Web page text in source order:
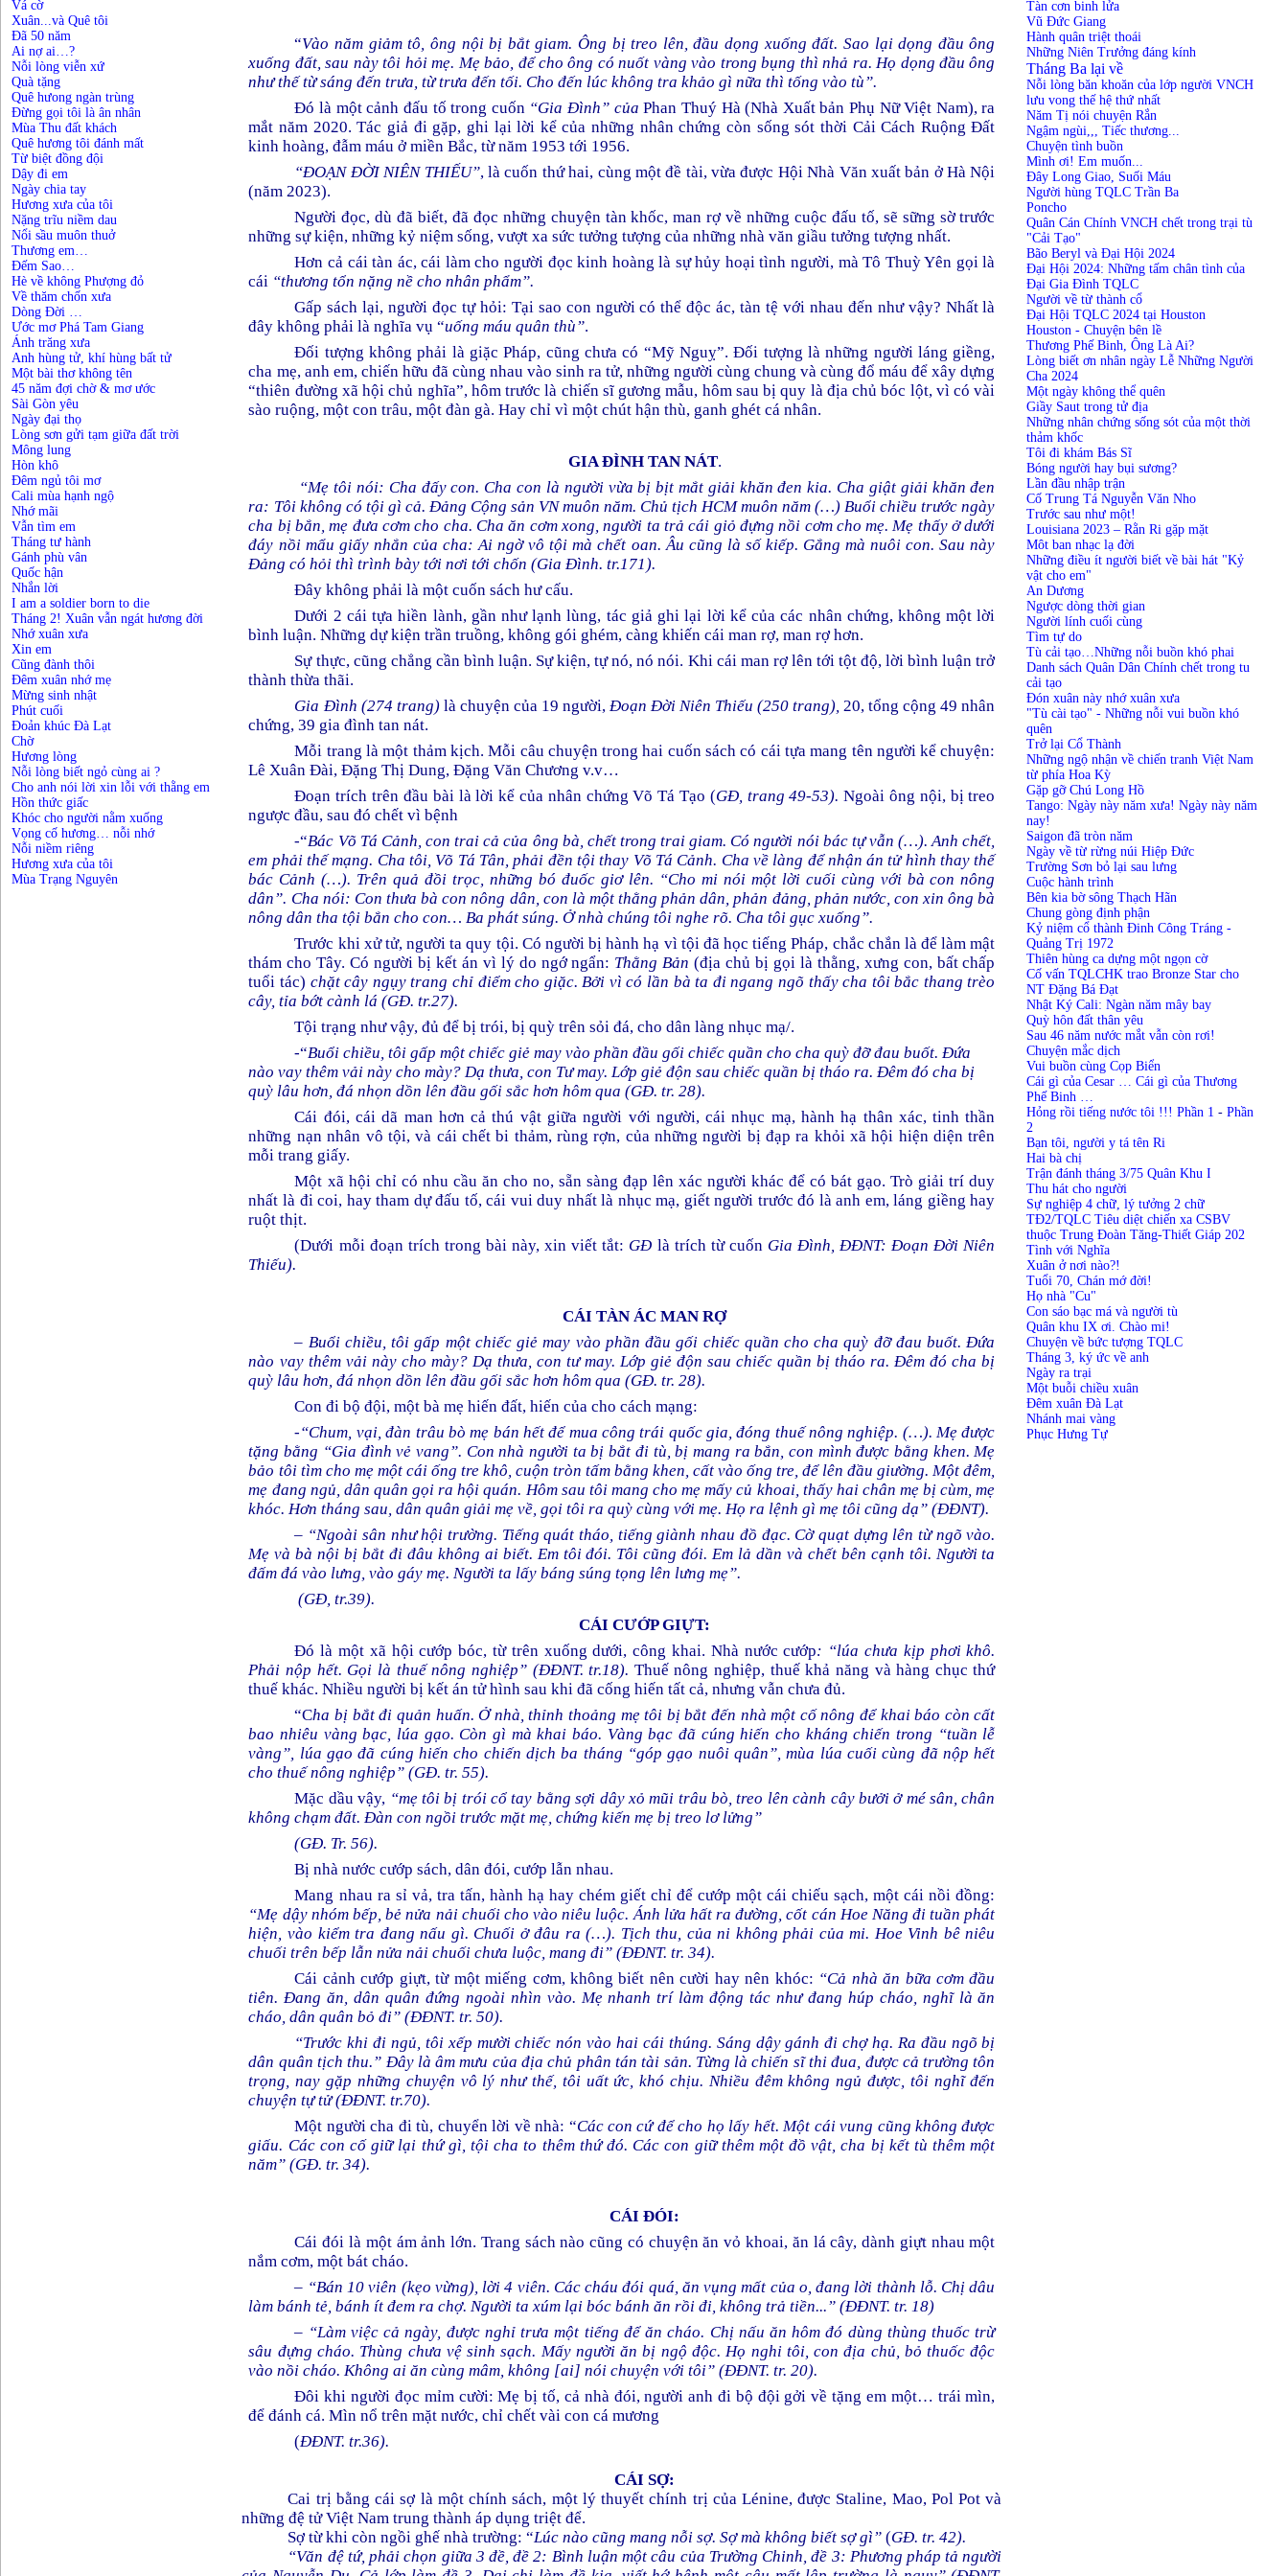
Vá cờ
Xuân...và Quê tôi
Đã 50 năm
Ai nợ ai…?
Nỗi lòng viễn xứ
Quà tặng
Quê hưong ngàn trùng
Đừng gọi tôi là ân nhân
Mùa Thu đất khách
Quê hương tôi đánh mất
Từ biệt đồng đội
Dậy đi em
Ngày chia tay
Hương xưa của tôi
Nặng trĩu niềm dau
Nổi sầu muôn thuở
Thương em…
Đếm Sao…
Hè về không Phượng đỏ
Về thăm chốn xưa
Dòng Đời …
Ước mơ Phá Tam Giang
Ánh trăng xưa
Anh hùng tử, khí hùng bất tử
Một bài thơ không tên
45 năm đợi chờ & mơ ước
Sài Gòn yêu
Ngày đại thọ
Lòng sơn gửi tạm giữa đất trời
Mông lung
Hòn khô
Đêm ngủ tôi mơ
Cali mùa hạnh ngộ
Nhớ mãi
Vẫn tìm em
Tháng tư hành
Gánh phù vân
Quốc hận
Nhắn lời
I am a soldier born to die
Tháng 2! Xuân vẫn ngát hương đời
Nhớ xuân xưa
Xin em
Cũng đành thôi
Đêm xuân nhớ mẹ
Mừng sinh nhật
Phút cuối
Đoản khúc Đà Lạt
Chờ
Hương lòng
Nỗi lòng biết ngỏ cùng ai ?
Cho anh nói lời xin lỗi với thằng em
Hồn thức giấc
Khóc cho người nằm xuống
Vọng cố hương… nỗi nhớ
Nỗi niềm riêng
Hương xưa của tôi
Mùa Trạng Nguyên
“Vào năm giảm tô, ông nội bị bắt giam. Ông bị treo lên, đầu dọng xuống đất. Sao lại dọng đầu ông
xuống đất, sau này tôi hỏi mẹ. Mẹ bảo, để cho ông có nuốt vàng vào trong bụng thì nhả ra. Họ dọng đầu ông
như thế từ sáng đến trưa, từ trưa đến tối. Cho đến lúc không tra khảo gì nữa thì tống vào tù”.
Đó là một cảnh đấu tố trong cuốn “Gia Đình” củaPhan Thuý Hà (Nhà Xuất bản Phụ Nữ Việt Nam), ra
mắt năm 2020. Tác giả đi gặp, ghi lại lời kể của những nhân chứng còn sống sót thời Cải Cách Ruộng Đất
kinh hoàng, đẫm máu ở miền Bắc, từ năm 1953 tới 1956.
“ĐOẠN ĐỜI NIÊN THIẾU”, là cuốn thứ hai, cùng một đề tài, vừa được Hội Nhà Văn xuất bản ở Hà Nội
(năm 2023).
Người đọc, dù đã biết, đã đọc những chuyện tàn khốc, man rợ về những cuộc đấu tố, sẽ sững sờ trước
những sự kiện, những kỷ niệm sống, vượt xa sức tưởng tượng của những nhà văn giầu tưởng tượng nhất.
Hơn cả cái tàn ác, cái làm cho người đọc kinh hoàng là sự hủy hoại tình người, mà Tô Thuỳ Yên gọi là
cái “thương tổn nặng nề cho nhân phẩm”.
Gấp sách lại, người đọc tự hỏi: Tại sao con người có thể độc ác, tàn tệ với nhau đến như vậy? Nhất là
đây không phải là nghĩa vụ “uống máu quân thù”.
Đối tượng không phải là giặc Pháp, cũng chưa có “Mỹ Nguỵ”. Đối tượng là những người láng giềng,
cha mẹ, anh em, chiến hữu đã cùng nhau vào sinh ra tử, những người cùng chung và cùng đổ máu để xây dựng
“thiên đường xã hội chủ nghĩa”, hôm trước là chiến sĩ gương mẫu, hôm sau bị quy là địa chủ bóc lột, vì có vài
sào ruộng, một con trâu, một đàn gà. Hay chỉ vì một chút hận thù, ganh ghét cá nhân.
GIA ĐÌNH TAN NÁT.
“Mẹ tôi nói: Cha đấy con. Cha con là người vừa bị bịt mắt giải khăn đen kia. Cha giật giải khăn đen
ra: Tôi không có tội gì cả. Đảng Cộng sản VN muôn năm. Chủ tịch HCM muôn năm (…) Buổi chiều trước ngày
cha bị bắn, mẹ đưa cơm cho cha. Cha ăn cơm xong, người ta trả cái giỏ đựng nồi cơm cho mẹ. Mẹ thấy ở dưới
đáy nồi mẩu giấy nhắn của cha: Ai ngờ vô tội mà chết oan. Âu cũng là số kiếp. Gắng mà nuôi con. Sau này
Đảng có hỏi thì trình bày tới nơi tới chốn (Gia Đình. tr.171).
Đây không phải là một cuốn sách hư cấu.
Dưới 2 cái tựa hiền lành, gần như lạnh lùng, tác giả ghi lại lời kể của các nhân chứng, không một lời
bình luận. Những dự kiện trần truồng, không gói ghém, càng khiến cái man rợ, man rợ hơn.
Sự thực, cũng chẳng cần bình luận. Sự kiện, tự nó, nó nói. Khi cái man rợ lên tới tột độ, lời bình luận trở
thành thừa thãi.
Gia Đình (274 trang) là chuyện của 19 người, Đoạn Đời Niên Thiếu (250 trang),20, tổng cộng 49 nhân
chứng, 39 gia đình tan nát.
Mỗi trang là một thảm kịch. Mỗi câu chuyện trong hai cuốn sách có cái tựa mang tên người kể chuyện:
Lê Xuân Đài, Đặng Thị Dung, Đặng Văn Chương v.v…
Đoạn trích trên đầu bài là lời kể của nhân chứng Võ Tá Tạo (GĐ, trang 49-53). Ngoài ông nội, bị treo
ngược đầu, sau đó chết vì bệnh
-“Bác Võ Tá Cảnh, con trai cả của ông bà, chết trong trai giam. Có người nói bác tự vẫn (…). Anh chết,
em phải thế mạng. Cha tôi, Võ Tá Tân, phải đền tội thay Võ Tá Cảnh. Cha về làng để nhận án tử hình thay thế
bác Cảnh (…). Trên quả đồi trọc, những bó đuốc giơ lên. “Cho mi nói một lời cuối cùng với bà con nông
dân”. Cha nói: Con thưa bà con nông dân, con là một thằng phản dân, phản đảng, phản nước, con xin ông bà
nông dân tha tội bắn cho con… Ba phát súng. Ở nhà chúng tôi nghe rõ. Cha tôi gục xuống”.
Trước khi xử tử, người ta quy tội. Có người bị hành hạ vì tội đã học tiếng Pháp, chắc chắn là để làm mật
thám cho Tây. Có người bị kết án vì lý do ngớ ngẩn: Thằng Bản (địa chủ bị gọi là thằng, xưng con, bất chấp
tuổi tác) chặt cây ngụy trang chỉ điểm cho giặc. Bởi vì có lần bà ta đi ngang ngõ thấy cha tôi bắc thang trèo
cây, tỉa bớt cành lá (GĐ. tr.27).
Tội trạng như vậy, đủ để bị trói, bị quỳ trên sỏi đá, cho dân làng nhục mạ/.
-“Buổi chiều, tôi gấp một chiếc giẻ may vào phần đầu gối chiếc quần cho cha quỳ đỡ đau buốt. Đứa
nào vay thêm vải này cho mày? Dạ thưa, con Tư may. Lớp giẻ độn sau chiếc quần bị tháo ra. Đêm đó cha bị
quỳ lâu hơn, đá nhọn dồn lên đầu gối sắc hơn hôm qua (GĐ. tr. 28).
Cái đói, cái dã man hơn cả thú vật giữa người với người, cái nhục mạ, hành hạ thân xác, tinh thần
những nạn nhân vô tội, và cái chết bi thảm, rùng rợn, của những người bị đạp ra khỏi xã hội hiện diện trên
mỗi trang giấy.
Một xã hội chỉ có nhu cầu ăn cho no, sẵn sàng đạp lên xác người khác để có bát gạo. Trò giải trí duy
nhất là đi coi, hay tham dự đấu tố, cái vui duy nhất là nhục mạ, giết người trước đó là anh em, láng giềng hay
ruột thịt.
(Dưới mỗi đoạn trích trong bài này, xin viết tắt: GĐ là trích từ cuốn Gia Đình, ĐĐNT: Đoạn Đời Niên
Thiếu).
CÁI TÀN ÁC MAN RỢ
– Buổi chiều, tôi gấp một chiếc giẻ may vào phần đầu gối chiếc quần cho cha quỳ đỡ đau buốt. Đứa
nào vay thêm vải này cho mày? Dạ thưa, con tư may. Lớp giẻ độn sau chiếc quần bị tháo ra. Đêm đó cha bị
quỳ lâu hơn, đá nhọn dồn lên đầu gối sắc hơn hôm qua (GĐ. tr. 28).
Con đi bộ đội, một bà mẹ hiến đất, hiến của cho cách mạng:
-“Chum, vại, đàn trâu bò mẹ bán hết để mua công trái quốc gia, đóng thuế nông nghiệp. (…). Mẹ được
tặng bằng “Gia đình vẻ vang”. Con nhà người ta bị bắt đi tù, bị mang ra bắn, con mình được bằng khen. Mẹ
bảo tôi tìm cho mẹ một cái ống tre khô, cuộn tròn tấm bằng khen, cất vào ống tre, để lên đầu giường. Một đêm,
mẹ đang ngủ, dân quân gọi ra hội quán. Hôm sau tôi mang cho mẹ mấy củ khoai, thấy hai chân mẹ bị cùm, mẹ
khóc. Hơn tháng sau, dân quân giải mẹ về, gọi tôi ra quỳ cùng với mẹ. Họ ra lệnh gì mẹ tôi cũng dạ” (ĐĐNT).
– “Ngoài sân như hội trường. Tiếng quát tháo, tiếng giành nhau đồ đạc. Cờ quạt dựng lên từ ngõ vào.
Mẹ và bà nội bị bắt đi đâu không ai biết. Em tôi đói. Tôi cũng đói. Em lả dần và chết bên cạnh tôi. Người ta
đấm đá vào lưng, vào gáy mẹ. Người ta lấy báng súng tọng lên lưng mẹ”.
(GĐ, tr.39).
CÁI CƯỚP GIỰT:
Đó là một xã hội cướp bóc, từ trên xuống dưới, công khai. Nhà nước cướp: “lúa chưa kịp phơi khô.
Phải nộp hết. Gọi là thuế nông nghiệp” (ĐĐNT. tr.18). Thuế nông nghiệp, thuế khả năng và hàng chục thứ
thuế khác. Nhiều người bị kết án tử hình sau khi đã cống hiến tất cả, nhưng vẫn chưa đủ.
“Cha bị bắt đi quản huấn. Ở nhà, thỉnh thoảng mẹ tôi bị bắt đến nhà một cố nông để khai báo còn cất
bao nhiêu vàng bạc, lúa gạo. Còn gì mà khai báo. Vàng bạc đã cúng hiến cho kháng chiến trong “tuần lễ
vàng”, lúa gạo đã cúng hiến cho chiến dịch ba tháng “góp gạo nuôi quân”, mùa lúa cuối cùng đã nộp hết
cho thuế nông nghiệp” (GĐ. tr. 55).
Mặc dầu vậy, “mẹ tôi bị trói cổ tay bằng sợi dây xỏ mũi trâu bò, treo lên cành cây bưởi ở mé sân, chân
không chạm đất. Đàn con ngồi trước mặt mẹ, chứng kiến mẹ bị treo lơ lửng”
(GĐ. Tr. 56).
Bị nhà nước cướp sách, dân đói, cướp lẫn nhau.
Mang nhau ra sỉ vả, tra tấn, hành hạ hay chém giết chỉ để cướp một cái chiếu sạch, một cái nồi đồng:
“Mẹ dậy nhóm bếp, bẻ nửa nải chuối cho vào niêu luộc. Ánh lửa hất ra đường, cốt cán Hoe Năng đi tuần phát
hiện, vào kiểm tra đang nấu gì. Chuối ở đâu ra (…). Tịch thu, của ni không phải của mi. Hoe Vinh bê niêu
chuối trên bếp lẫn nửa nải chuối chưa luộc, mang đi” (ĐĐNT. tr. 34).
Cái cảnh cướp giựt, từ một miếng cơm, không biết nên cười hay nên khóc: “Cả nhà ăn bữa cơm đầu
tiên. Đang ăn, dân quân đứng ngoài nhìn vào. Mẹ nhanh trí làm động tác như đang húp cháo, nghĩ là ăn
cháo, dân quân bỏ đi” (ĐĐNT. tr. 50).
“Trước khi đi ngủ, tôi xếp mười chiếc nón vào hai cái thúng. Sáng dậy gánh đi chợ hạ. Ra đầu ngõ bị
dân quân tịch thu.” Đây là âm mưu của địa chủ phân tán tài sản. Từng là chiến sĩ thi đua, được cả trường tôn
trọng, nay gặp những chuyện vô lý như thế, tôi uất ức, khó chịu. Nhiều đêm không ngủ được, tôi nghĩ đến
chuyện tự tử (ĐĐNT. tr.70).
Một người cha đi tù, chuyển lời về nhà: “Các con cứ để cho họ lấy hết. Một cái vung cũng không được
giấu. Các con cố giữ lại thứ gì, tội cha to thêm thứ đó. Các con giữ thêm một đồ vật, cha bị kết tù thêm một
năm” (GĐ. tr. 34).
CÁI ĐÓI:
Cái đói là một ám ảnh lớn. Trang sách nào cũng có chuyện ăn vỏ khoai, ăn lá cây, dành giựt nhau một
nắm cơm, một bát cháo.
– “Bán 10 viên (kẹo vừng), lời 4 viên. Các cháu đói quá, ăn vụng mất của o, đang lời thành lỗ. Chị dâu
làm bánh tẻ, bánh ít đem ra chợ. Người ta xúm lại bóc bánh ăn rồi đi, không trả tiền...” (ĐĐNT. tr. 18)
– “Làm việc cả ngày, được nghỉ trưa một tiếng để ăn cháo. Chị nấu ăn hôm đó dùng thùng thuốc trừ
sâu đựng cháo. Thùng chưa vệ sinh sạch. Mấy người ăn bị ngộ độc. Họ nghi tôi, con địa chủ, bỏ thuốc độc
vào nồi cháo. Không ai ăn cùng mâm, không [ai] nói chuyện với tôi” (ĐĐNT. tr. 20).
Đôi khi người đọc mỉm cười: Mẹ bị tố, cả nhà đói, người anh đi bộ đội gởi về tặng em một… trái mìn,
để đánh cá. Mìn nổ trên mặt nước, chỉ chết vài con cá mương
(ĐĐNT. tr.36).
CÁI SỢ:
Cai trị bằng cái sợ là một chính sách, một lý thuyết chính trị của Lénine, được Staline, Mao, Pol Pot và
những đệ tử Việt Nam trung thành áp dụng triệt để.
Sợ từ khi còn ngồi ghế nhà trường: “Lúc nào cũng mang nỗi sợ. Sợ mà không biết sợ gì” (GĐ. tr. 42).
“Văn đệ tứ, phải chọn giữa 3 đề, đề 2: Bình luận một câu của Trường Chinh, đề 3: Phương pháp tả người
Tàn cơn binh lửa
Vũ Đức Giang
Hành quân triệt thoái
Những Niên Trưởng đáng kính
Tháng Ba lại về
Nỗi lòng băn khoăn của lớp người VNCH
lưu vong thế hệ thứ nhất
Năm Tị nói chuyện Rắn
Ngậm ngùi,,, Tiếc thương...
Chuyện tình buồn
Mình ơi! Em muốn...
Đây Long Giao, Suối Máu
Người hùng TQLC Trần Ba
Poncho
Quân Cán Chính VNCH chết trong trại tù
"Cải Tạo"
Bão Beryl và Đại Hội 2024
Đại Hội 2024: Những tấm chân tình của
Đại Gia Đình TQLC
Người về từ thành cổ
Đại Hội TQLC 2024 tại Houston
Houston - Chuyện bên lề
Thương Phế Binh, Ông Là Ai?
Lòng biết ơn nhân ngày Lễ Những Người
Cha 2024
Một ngày không thể quên
Giầy Saut trong tử địa
Những nhân chứng sống sót của một thời
thảm khốc
Tôi đi khám Bás Sĩ
Bóng người hay bụi sương?
Lần đầu nhập trận
Cố Trung Tá Nguyễn Văn Nho
Trước sau như một!
Louisiana 2023 – Rằn Ri gặp mặt
Môt ban nhạc lạ đời
Những điều ít người biết về bài hát "Kỷ
vật cho em"
An Dương
Ngược dòng thời gian
Người lính cuối cùng
Tìm tự do
Tù cải tạo…Những nỗi buồn khó phai
Danh sách Quân Dân Chính chết trong tu
cải tạo
Đón xuân này nhớ xuân xưa
"Tù cài tạo" - Những nỗi vui buồn khó
quên
Trở lại Cổ Thành
Những ngộ nhận về chiến tranh Việt Nam
từ phía Hoa Kỳ
Gặp gỡ Chú Long Hồ
Tango: Ngày này năm xưa! Ngày này năm
nay!
Saigon đã tròn năm
Ngày về từ rừng núi Hiệp Đức
Trường Sơn bỏ lại sau lưng
Cuộc hành trình
Bên kia bờ sông Thạch Hãn
Chung gòng định phận
Kỷ niệm cổ thành Đinh Công Tráng -
Quảng Trị 1972
Thiên hùng ca dựng một ngọn cờ
Cố vấn TQLCHK trao Bronze Star cho
NT Đặng Bá Đạt
Nhật Ký Cali: Ngàn năm mây bay
Quỳ hôn đất thân yêu
Sau 46 năm nước mắt vẫn còn rơi!
Chuyện mắc dịch
Vui buồn cùng Cọp Biển
Cái gì của Cesar … Cái gì của Thương
Phế Binh …
Hỏng rồi tiếng nước tôi !!! Phần 1 -Phần
2
Bạn tôi, người y tá tên Ri
Hai bà chị
Trận đánh tháng 3/75 Quân Khu I
Thu hát cho người
Sự nghiệp 4 chữ, lý tưởng 2 chữ
TĐ2/TQLC Tiêu diệt chiến xa CSBV
thuộc Trung Đoàn Tăng-Thiết Giáp 202
Tình với Nghĩa
Xuân ở nơi nào?!
Tuổi 70, Chán mớ đời!
Họ nhà "Cu"
Con sáo bạc má và người tù
Quân khu IX ơi. Chào mi!
Chuyện về bức tượng TQLC
Tháng 3, ký ức về anh
Ngày ra trại
Một buỗi chiều xuân
Đêm xuân Đà Lạt
Nhánh mai vàng
Phục Hưng Tự